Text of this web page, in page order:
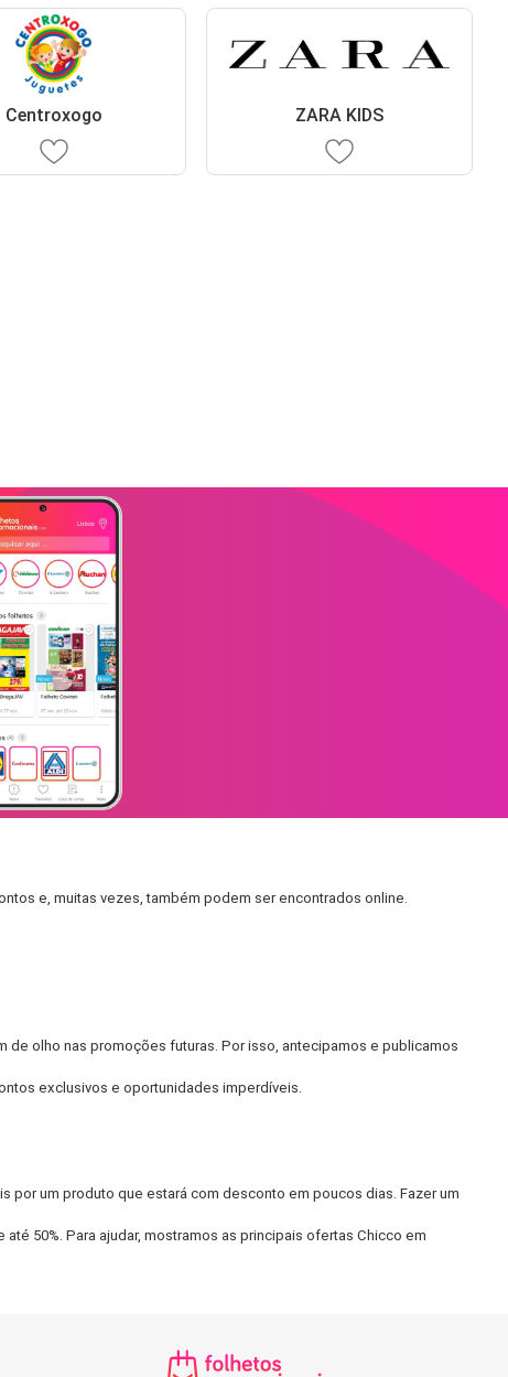
Centroxogo ZARA KIDS
e, muitas vezes, também podem ser encontrados online.
de olho nas promoções futuras. Por isso, antecipamos e publicamos
exclusivos e oportunidades imperdíveis.
por um produto que estará com desconto em poucos dias. Fazer um
50%. Para ajudar, mostramos as principais ofertas Chicco em